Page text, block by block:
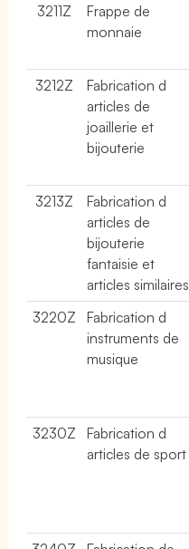
3211Z
Frappe de
monnaie
3212Z
Fabrication d
articles de
joaillerie et
bijouterie
3213Z
Fabrication d
articles de
bijouterie
fantaisie et
articles similaires
3220Z
Fabrication d
instruments de
musique
3230Z
Fabrication d
articles de sport